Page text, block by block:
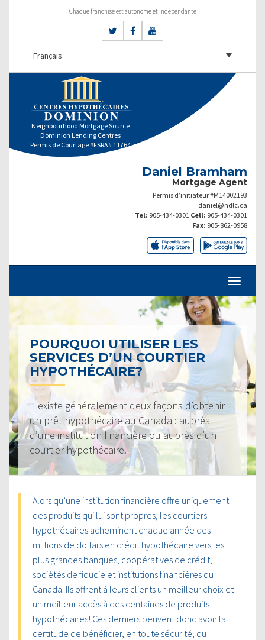
Chaque franchise est autonome et indépendante
Français
Neighbourhood Mortgage Source
Dominion Lending Centres
Permis de Courtage #FSRA# 11764
Daniel Bramham
Mortgage Agent
Permis d’initiateur #M14002193
daniel@ndlc.ca
Tel: 905-434-0301 Cell: 905-434-0301
Fax: 905-862-0958
POURQUOI UTILISER LES
SERVICES D’UN COURTIER
HYPOTHÉCAIRE?
Il existe généralement deux façons d’obtenir
un prêt hypothécaire au Canada : auprès
d’une institution financière ou auprès d’un
courtier hypothécaire.
Alors qu’une institution financière offre uniquement
des produits qui lui sont propres, les courtiers
hypothécaires acheminent chaque année des
millions de dollars en crédit hypothécaire vers les
plus grandes banques, coopératives de crédit,
sociétés de fiducie et institutions financières du
Canada. Ils offrent à leurs clients un meilleur choix et
un meilleur accès à des centaines de produits
hypothécaires! Ces derniers peuvent donc avoir la
certitude de bénéficier, en toute sécurité, du